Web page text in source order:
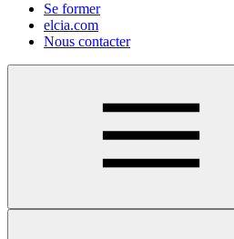
Se former
elcia.com
Nous contacter